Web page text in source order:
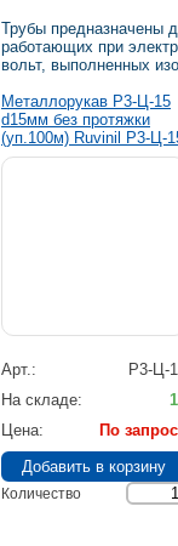
Трубы предназначены
работающих при
вольт, выполненных
Металлорукав Р3-Ц-15
d15мм без протяжки
(уп.100м) Ruvinil Р3-Ц-
Арт.
Р3-Ц-
На складе
Цена
По
Количество